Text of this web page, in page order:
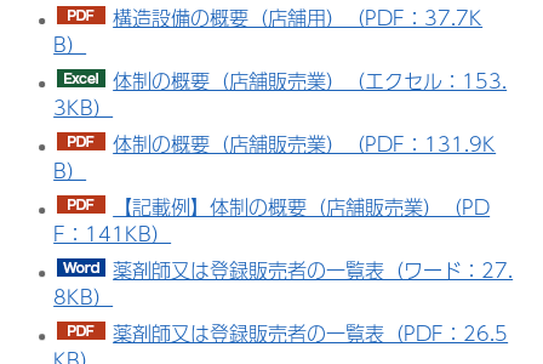
構造設備の概要（店舗用）（PDF：37.7K
B）
体制の概要（店舗販売業）（エクセル：153.
3KB）
体制の概要（店舗販売業）（PDF：131.9K
B）
【記載例】体制の概要（店舗販売業）（PD
F：141KB）
薬剤師又は登録販売者の一覧表（ワード：27.
8KB）
薬剤師又は登録販売者の一覧表（PDF：26.5